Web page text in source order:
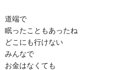
道端で
眠ったこともあったね
どこにも行けない
みんなで
お金はなくても